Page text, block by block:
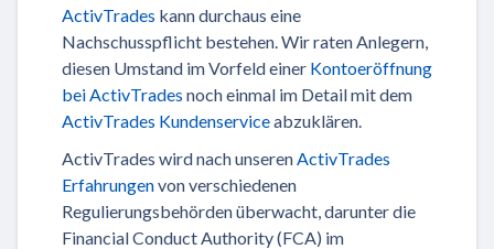
ActivTrades kann durchaus eine
Nachschusspflicht bestehen. Wir raten Anlegern,
diesen Umstand im Vorfeld einer Kontoeröffnung
bei ActivTrades noch einmal im Detail mit dem
ActivTrades Kundenserviceabzuklären.
ActivTrades wird nach unseren ActivTrades
Erfahrungenvon verschiedenen
Regulierungsbehörden überwacht, darunter die
Financial Conduct Authority (FCA) im